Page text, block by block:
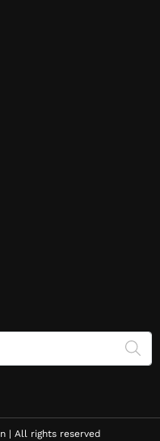
| All rights reserved